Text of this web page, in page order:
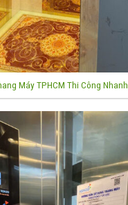
Máy TPHCM Thi Công